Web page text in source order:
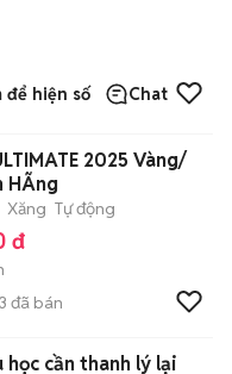
để hiện số Chat
2025 Vàng/
HÃng
Xăng Tự động
đ
đã bán
học cần thanh lý lại